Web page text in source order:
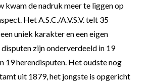
kwam de nadruk meer te liggen op
Het A.S.C./A.V.S.V. telt 35
uniek karakter en een eigen
zijn onderverdeeld in 19
19 herendisputen. Het oudste nog
uit 1879, het jongste is opgericht